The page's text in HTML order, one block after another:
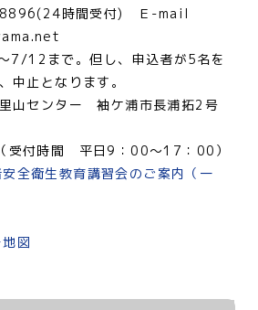
時間受付) Ｅ-mail
まで。但し、申込者が5名を
中止となります。
センター 袖ケ浦市長浦拓2号
付時間 平日9：00～17：00）
全衛生教育講習会のご案内（一
図